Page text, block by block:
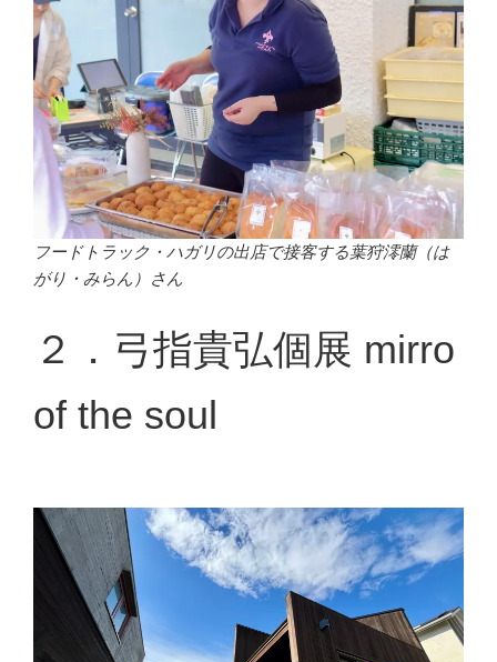
フードトラック・ハガリの出店で接客する葉狩澪蘭（は
がり・みらん）さん
２．弓指貴弘個展 mirro
of the soul